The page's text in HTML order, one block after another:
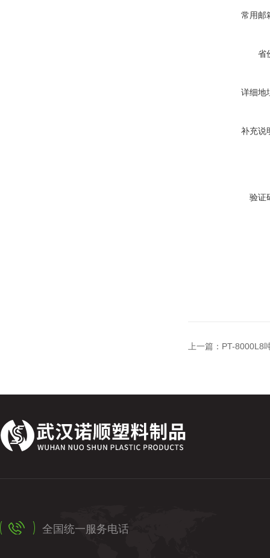
常用邮
省
详细地
补充说
验证
上一篇： PT-8000L8
全国统一服务电话